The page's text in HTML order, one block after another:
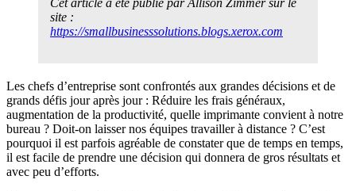
Cet article a été publié par Allison Zimmer sur le
site :
https://smallbusinesssolutions.blogs.xerox.com
Les chefs d’entreprise sont confrontés aux grandes décisions et de
grands défis jour après jour : Réduire les frais généraux,
augmentation de la productivité, quelle imprimante convient à notre
bureau ? Doit-on laisser nos équipes travailler à distance ? C’est
pourquoi il est parfois agréable de constater que de temps en temps,
il est facile de prendre une décision qui donnera de gros résultats et
avec peu d’efforts.